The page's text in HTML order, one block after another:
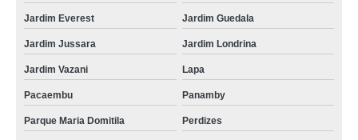
Jardim Everest Jardim Guedala
Jardim Jussara Jardim Londrina
Jardim Vazani Lapa
Pacaembu Panamby
Parque Maria Domitila Perdizes